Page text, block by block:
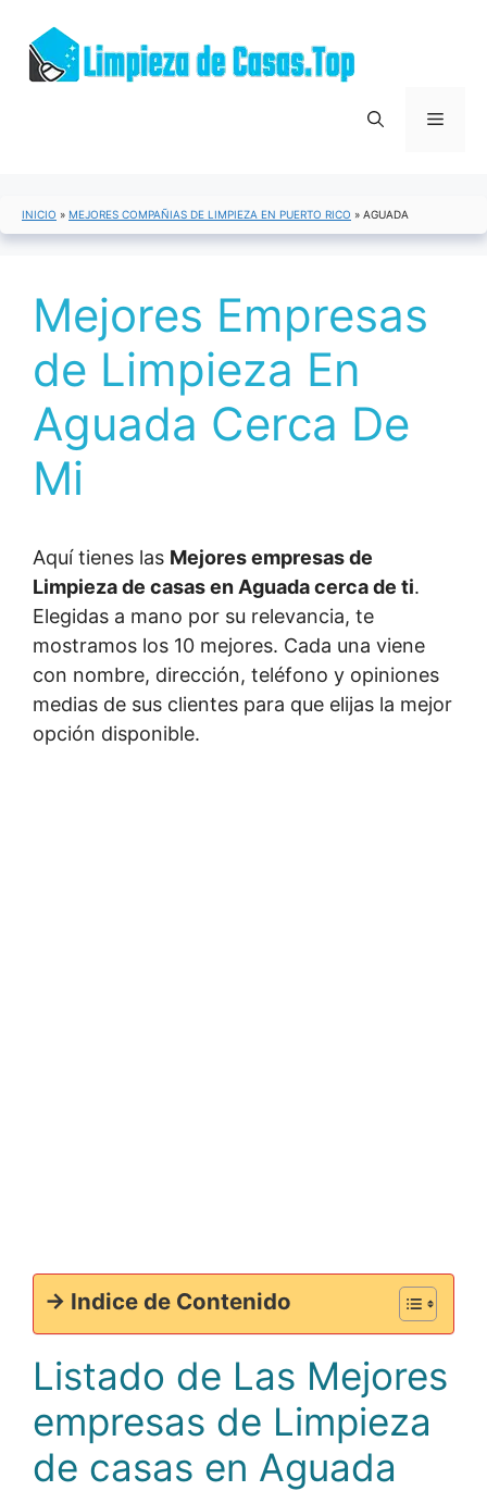
contenido
Menú
INICIO » MEJORES COMPAÑIAS DE LIMPIEZA EN PUERTO RICO » AGUADA
Mejores Empresas
de Limpieza En
Aguada Cerca De
Mi
Aquí tienes las Mejores empresas de
Limpieza de casas en Aguada cerca de ti.
Elegidas a mano por su relevancia, te
mostramos los 10 mejores. Cada una viene
con nombre, dirección, teléfono y opiniones
medias de sus clientes para que elijas la mejor
opción disponible.
-> Indice de Contenido
Listado de Las Mejores
empresas de Limpieza
de casas en Aguada